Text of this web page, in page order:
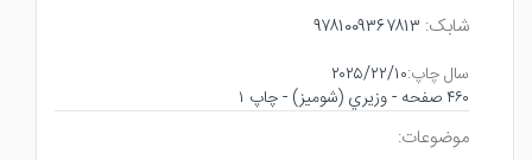
شابک: ۹۷۸۱۰۰۹۳۶۷۸۱۳
سال چاپ:۲۰۲۵/۲۲/۱۰
۴۶۰ صفحه - وزيري (شوميز) - چاپ ۱
موضوعات: